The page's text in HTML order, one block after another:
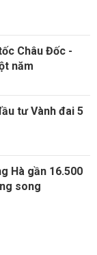
Châu Đốc -
năm
tư Vành đai 5
Hà gần 16.500
song